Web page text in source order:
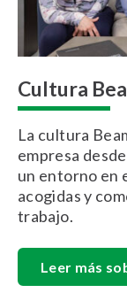
Cultura
La cultura
empresa
un entorno en
acogidas y
trabajo.
Leer más